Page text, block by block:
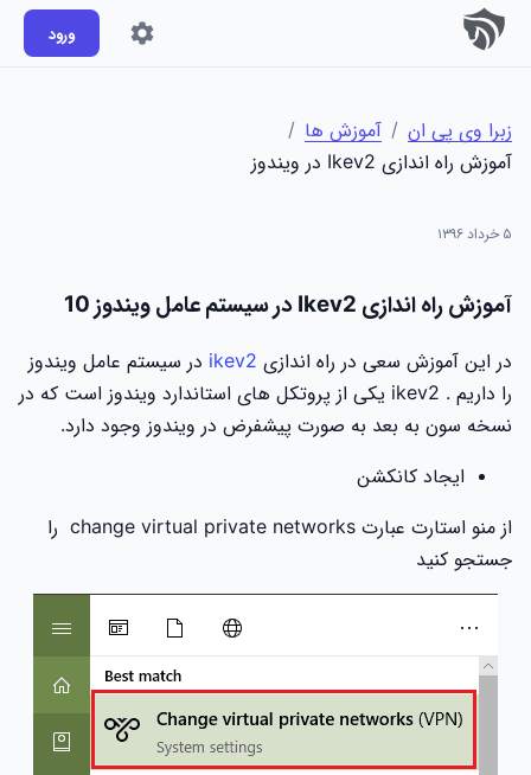
ورود
زبرا وی پی ان / آموزش ها
/
آموزش راه اندازی Ikev2 در ویندوز
۵ خرداد ۱۳۹۶
آموزش راه اندازی Ikev2 در سیستم عامل ویندوز 10
در این آموزش سعی در راه اندازی ikev2در سیستم عامل ویندوز
را داریم . ikev2 یکی از پروتکل های استاندارد ویندوز است که در
نسخه سون به بعد به صورت پیشفرض در ویندوز وجود دارد.
ایجاد کانکشن
از منو استارت عبارت change virtual private networks را
جستجو کنید